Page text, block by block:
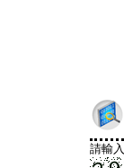
請輸